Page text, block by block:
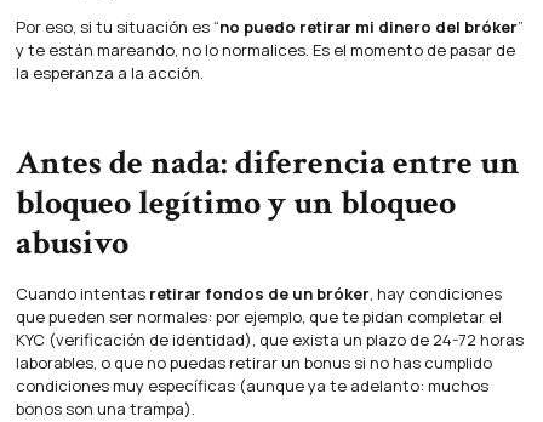
Por eso, si tu situación es “no puedo retirar mi dinero del bróker”
y te están mareando, no lo normalices. Es el momento de pasar de
la esperanza a la acción.
Antes de nada: diferencia entre un
bloqueo legítimo y un bloqueo
abusivo
Cuando intentas retirar fondos de un bróker, hay condiciones
que pueden ser normales: por ejemplo, que te pidan completar el
KYC (verificación de identidad), que exista un plazo de 24-72 horas
laborables, o que no puedas retirar un bonus si no has cumplido
condiciones muy específicas (aunque ya te adelanto: muchos
bonos son una trampa).